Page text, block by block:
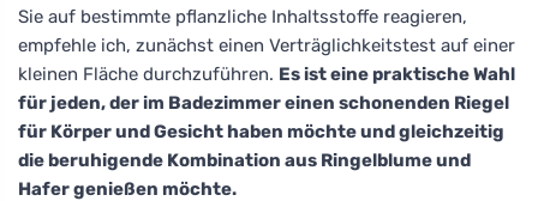
Sie auf bestimmte pflanzliche Inhaltsstoffe reagieren,
empfehle ich, zunächst einen Verträglichkeitstest auf einer
kleinen Fläche durchzuführen. Es ist eine praktische Wahl
für jeden, der im Badezimmer einen schonenden Riegel
für Körper und Gesicht haben möchte und gleichzeitig
die beruhigende Kombination aus Ringelblume und
Hafer genießen möchte.